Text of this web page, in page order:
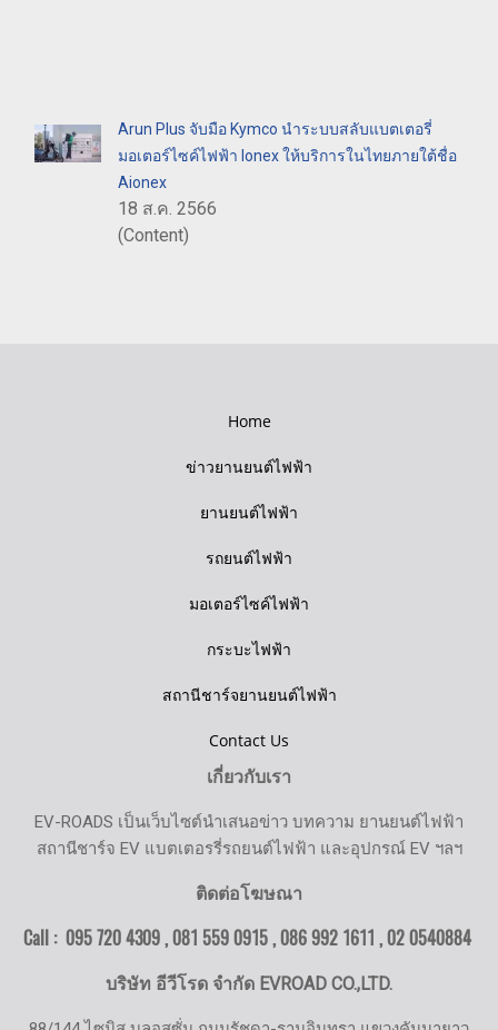
Arun Plus จับมือ Kymco นำระบบสลับแบตเตอรี่
มอเตอร์ไซค์ไฟฟ้า Ionex ให้บริการในไทยภายใต้ชื่อ
Aionex
18 ส.ค. 2566
(Content)
Home
ข่าวยานยนต์ไฟฟ้า
ยานยนต์ไฟฟ้า
รถยนต์ไฟฟ้า
มอเตอร์ไซค์ไฟฟ้า
กระบะไฟฟ้า
สถานีชาร์จยานยนต์ไฟฟ้า
Contact Us
เกี่ยวกับเรา
EV-ROADS เป็นเว็บไซต์นำเสนอข่าว บทความ ยานยนต์ไฟฟ้า
สถานีชาร์จ EV แบตเตอรรี่รถยนต์ไฟฟ้า และอุปกรณ์ EV ฯลฯ
ติดต่อโฆษณา
Call : 095 720 4309 , 081 559 0915 , 086 992 1611 ,02 0540884
บริษัท อีวีโรด จำกัด EVROAD CO.,LTD.